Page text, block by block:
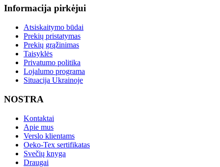
Informacija pirkėjui
Atsiskaitymo būdai
Prekių pristatymas
Prekių grąžinimas
Taisyklės
Privatumo politika
Lojalumo programa
Situacija Ukrainoje
NOSTRA
Kontaktai
Apie mus
Verslo klientams
Oeko-Tex sertifikatas
Svečių knyga
Draugai